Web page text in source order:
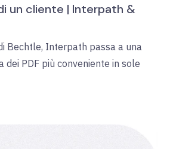
un cliente | Interpath &
Bechtle, Interpath passa a una
dei PDF più conveniente in sole